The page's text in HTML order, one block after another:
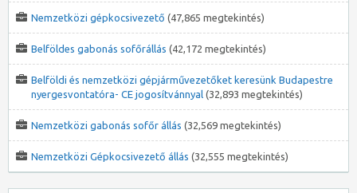
Nemzetközi gépkocsivezető (47,865 megtekintés)
Belföldes gabonás sofőrállás (42,172 megtekintés)
Belföldi és nemzetközi gépjárművezetőket keresünk Budapestre
nyergesvontatóra- CE jogosítvánnyal (32,893 megtekintés)
Nemzetközi gabonás sofőr állás (32,569 megtekintés)
Nemzetközi Gépkocsivezető állás (32,555 megtekintés)